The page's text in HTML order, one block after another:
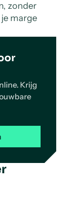
zonder
marge
Krijg